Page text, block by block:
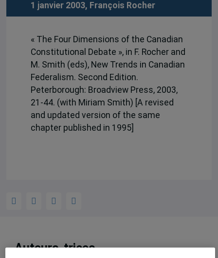
1 janvier 2003, François Rocher
« The Four Dimensions of the Canadian
Constitutional Debate », in F. Rocher and
M. Smith (eds), New Trends in Canadian
Federalism. Second Edition.
Peterborough: Broadview Press, 2003,
21-44. (with Miriam Smith) [A revised
and updated version of the same
chapter published in 1995]
Auteurs-trices